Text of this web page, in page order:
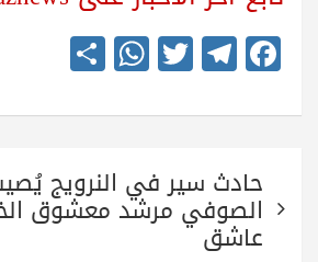
Fa
ce
bo
ok
Te
le
gr
m
T
wi
tte
r
W
ha
ts
A
pp
re
المقالات
حادث سير في النرويج
الصوفي مرشد معشوق
عاشق